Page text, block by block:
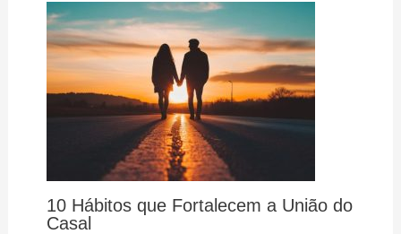
10 Hábitos que Fortalecem a União do
Casal